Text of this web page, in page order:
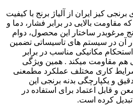
کیز ایران از آلیاژ برنج با کیفیت
مقاومت بالایی در برابر فشار، دما و
مرغوبدر ساختار این محصول، دوام
آن در سیستم های تاسیساتی تضمین
مکانیکی مناسب در برابر
مقاومت میکند . همین ویژگی
کاری مختلف عملکرد مطمعنی
و یکپارچگی بدنه برنجی این
و قابل اعتماد برای استفاده در
کرده است.